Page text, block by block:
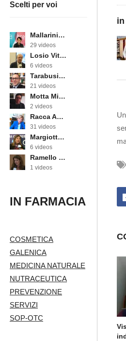
Scelti per voi
Mallarini Erika
29 videos
Losio Vittorino
6 videos
Tarabusi Marcello
21 videos
Motta Michele
2 videos
Racca Annarosa
31 videos
Margiotta Angela
6 videos
Ramello Cinzia
1 videos
IN FARMACIA
COSMETICA
GALENICA
MEDICINA NATURALE
NUTRACEUTICA
PREVENZIONE
SERVIZI
SOP-OTC